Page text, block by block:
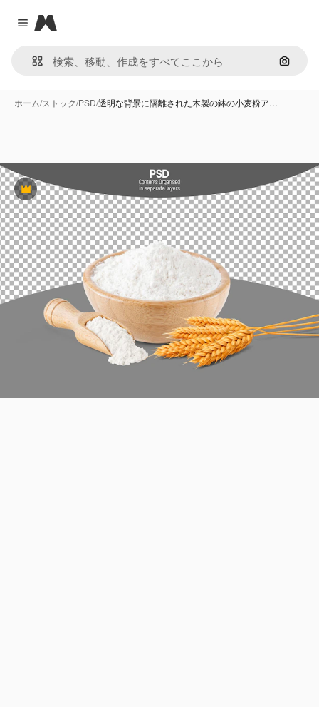
Close menu
Magnific
画像で
ホーム/ストック/PSD/透明な背景に隔離された木製の鉢の小麦粉ア…
Premium